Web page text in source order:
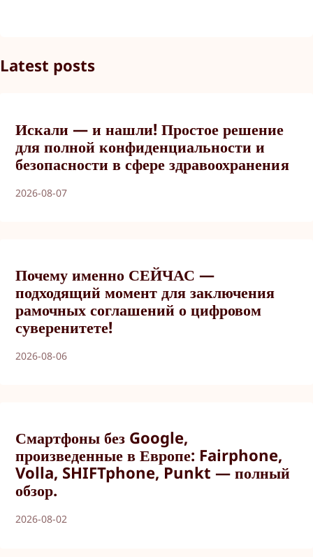
Latest posts
Искали — и нашли! Простое решение
для полной конфиденциальности и
безопасности в сфере здравоохранения
2026-08-07
Почему именно СЕЙЧАС —
подходящий момент для заключения
рамочных соглашений о цифровом
суверенитете!
2026-08-06
Смартфоны без Google,
произведенные в Европе: Fairphone,
Volla, SHIFTphone, Punkt — полный
обзор.
2026-08-02